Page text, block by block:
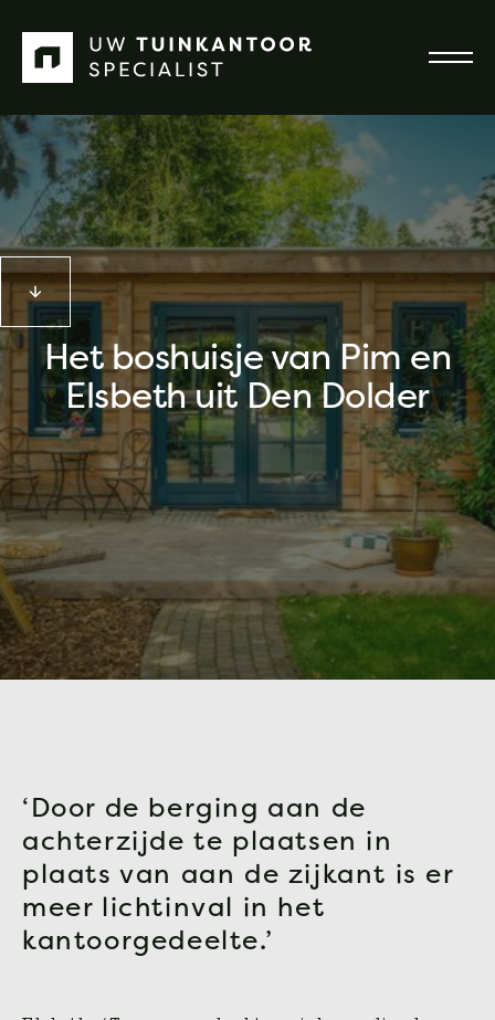
Het boshuisje van Pim en
Elsbeth uit Den Dolder
‘Door de berging aan de
achterzijde te plaatsen in
plaats van aan de zijkant is er
meer lichtinval in het
kantoorgedeelte.’